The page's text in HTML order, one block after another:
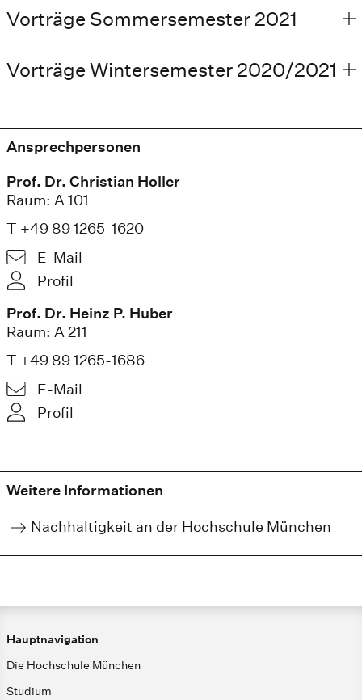
Vorträge Sommersemester 2021
Vorträge Wintersemester 2020/2021
Ansprechpersonen
Prof. Dr. Christian Holler
Raum: A 101
T +49 89 1265-1620
E-Mail
Profil
Prof. Dr. Heinz P. Huber
Raum: A 211
T +49 89 1265-1686
E-Mail
Profil
Weitere Informationen
Nachhaltigkeit an der Hochschule München
Hauptnavigation
Die Hochschule München
Studium